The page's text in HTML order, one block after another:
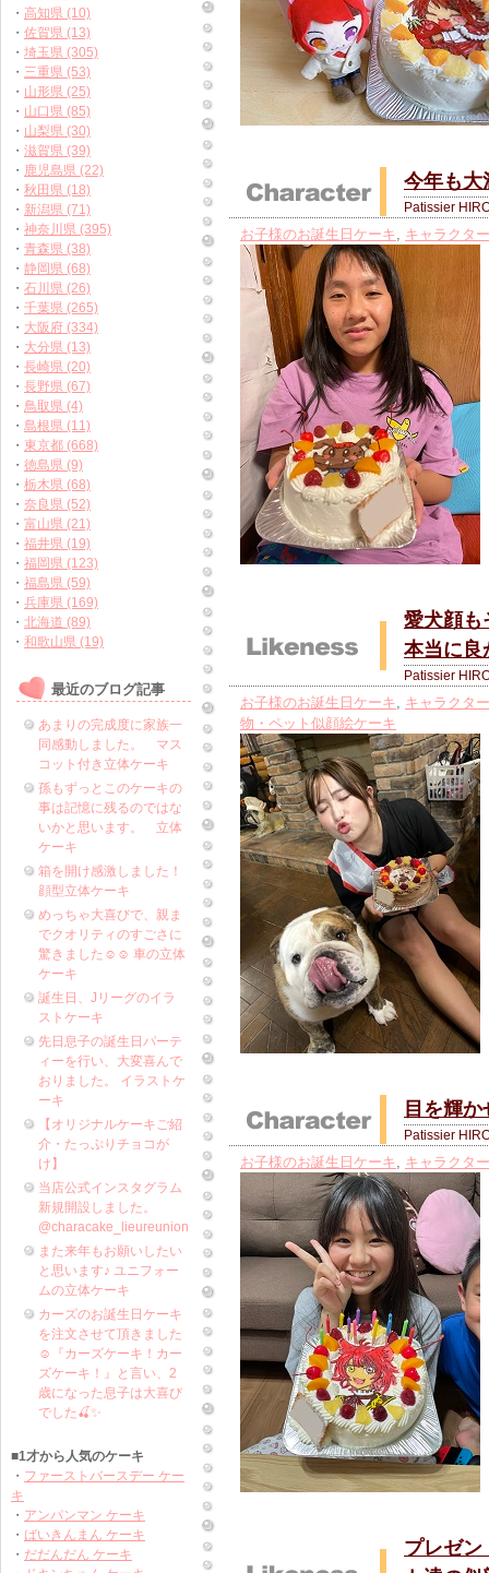
今年も大
Patissier
お子様のお誕生日ケーキ, キャラクタ
愛犬顔も
本当に良
Patissier
お子様のお誕生日ケーキ, キャラクタ
物・ペット似顔絵ケーキ
目を輝
Patissier
お子様のお誕生日ケーキ, キャラクタ
プレゼン
・ 高知県 (10)
・ 佐賀県 (13)
・ 埼玉県 (305)
・ 三重県 (53)
・ 山形県 (25)
・ 山口県 (85)
・ 山梨県 (30)
・ 滋賀県 (39)
・ 鹿児島県 (22)
・ 秋田県 (18)
・ 新潟県 (71)
・ 神奈川県 (395)
・ 青森県 (38)
・ 静岡県 (68)
・ 石川県 (26)
・ 千葉県 (265)
・ 大阪府 (334)
・ 大分県 (13)
・ 長崎県 (20)
・ 長野県 (67)
・ 鳥取県 (4)
・ 島根県 (11)
・ 東京都 (668)
・ 徳島県 (9)
・ 栃木県 (68)
・ 奈良県 (52)
・ 富山県 (21)
・ 福井県 (19)
・ 福岡県 (123)
・ 福島県 (59)
・ 兵庫県 (169)
・ 北海道 (89)
・ 和歌山県 (19)
最近のブログ記事
あまりの完成度に家族一
同感動しました。 マス
コット付き立体ケーキ
孫もずっとこのケーキの
事は記憶に残るのではな
いかと思います。 立体
ケーキ
箱を開け感激しました！
顔型立体ケーキ
めっちゃ大喜びで、親ま
でクオリティのすごさに
驚きました☺️☺️ 車の立体
ケーキ
誕生日、Jリーグのイラ
ストケーキ
先日息子の誕生日パーテ
ィーを行い、大変喜んで
おりました。 イラストケ
ーキ
【オリジナルケーキご紹
介・たっぷりチョコが
け】
当店公式インスタグラム
新規開設しました。
@characake_lieureunion
また来年もお願いしたい
と思います♪ ユニフォー
ムの立体ケーキ
カーズのお誕生日ケーキ
を注文させて頂きました
☺️『カーズケーキ！カー
ズケーキ！』と言い、2
歳になった息子は大喜び
でした🍒✨
■1才から人気のケーキ
・ ファーストバースデー ケー
キ
・ アンパンマン ケーキ
・ ばいきんまん ケーキ
・ だだんだん ケーキ